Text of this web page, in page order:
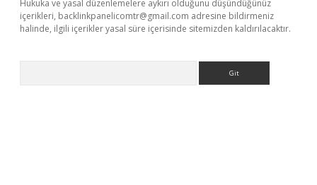
Hukuka ve yasal düzenlemelere aykırı olduğunu düşündüğünüz
içerikleri, backlinkpanelicomtr@gmail.com adresine bildirmeniz
halinde, ilgili içerikler yasal süre içerisinde sitemizden kaldırılacaktır.